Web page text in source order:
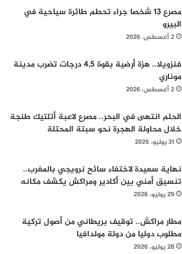
مصرع 13 شخصا جراء تحطم طائرة سياحية في
البيرو
2 أغسطس، 2026
فنزويلا.. هزة أرضية بقوة 4,5 درجات تضرب مدينة
موناري
2 أغسطس، 2026
الحلم انتهى في البحر.. مصرع لاعبة أتلتيك طنجة
خلال محاولة الهجرة نحو سبتة المحتلة
31 يوليو، 2026
نهاية سعيدة لاختفاء سائح نرويجي بالمغرب..
تنسيق أمني بين أكادير ومراكش يكشف مكانه
29 يوليو، 2026
مطار مراكش.. توقيف بريطاني من أصول تركية
مطلوب دوليا من دولة مولدافيا
28 يوليو، 2026